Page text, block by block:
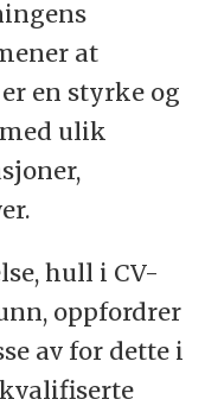
at
en styrke og
ulik
hull i CV-
oppfordrer
av for dette i